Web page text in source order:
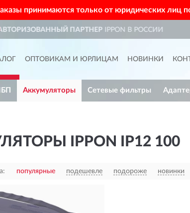
принимаются только от юридических лиц
В РОССИИ
ОПТОВИКАМ И ЮРЛИЦАМ НОВИНКИ
Аккумуляторы Сетевые фильтры
IPPON IP12 100
популярные подешевле подороже новинки